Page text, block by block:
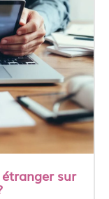
sur